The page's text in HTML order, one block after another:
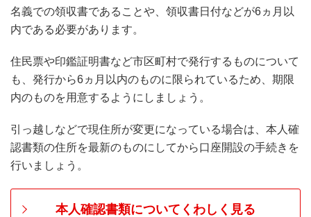
名義での領収書であることや、領収書日付などが6ヵ月以
内である必要があります。
住民票や印鑑証明書など市区町村で発行するものについて
も、発行から6ヵ月以内のものに限られているため、期限
内のものを用意するようにしましょう。
引っ越しなどで現住所が変更になっている場合は、本人確
認書類の住所を最新のものにしてから口座開設の手続きを
行いましょう。
本人確認書類についてくわしく見る